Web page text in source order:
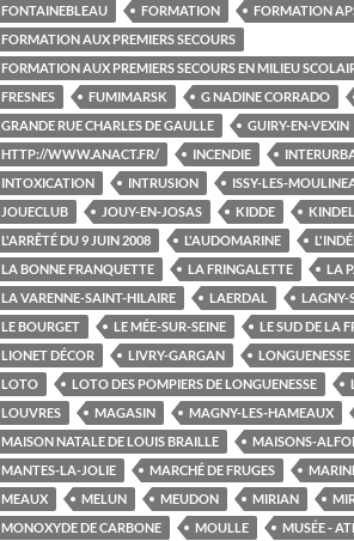
FONTAINEBLEAU
FORMATION
FORMATION
FORMATION AUX PREMIERS SECOURS
FORMATION AUX PREMIERS SECOURS EN MILIEU
FRESNES
FUMIMARSK G NADINE CORRADO
GRANDE RUE CHARLES DE GAULLE
GUIRY-EN-VEXIN
HTTP://WWW.ANACT.FR/
INCENDIE
INTOXICATION
INTRUSION ISSY-LES-
JOUECLUB
JOUY-EN-JOSAS KIDDE
L'ARRÊTÉ DU 9 JUIN 2008
L'AUDOMARINE
LA BONNE FRANQUETTE
LA FRINGALETTE LA
LA VARENNE-SAINT-HILAIRE
LAERDAL
LAGNY-
LE BOURGET
LE MÉE-SUR-SEINE LE SUD DE LA
LIONET DÉCOR
LIVRY-GARGAN LONGUENESSE
LOTO
LOTO DES POMPIERS DE LONGUENESSE
LOUVRES
MAGASIN MAGNY-LES-HAMEAUX
MAISON NATALE DE LOUIS BRAILLE
MAISONS-
MANTES-LA-JOLIE
MARCHÉ DE FRUGES
MEAUX
MELUN MEUDON MIRIAN
MONOXYDE DE CARBONE
MOULLE
MUSÉE -